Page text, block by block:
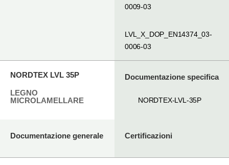
0009-03
LVL_X_DOP_EN14374_03-
0006-03
NORDTEX LVL 35P
LEGNO
MICROLAMELLARE
Documentazione specifica
NORDTEX-LVL-35P
Documentazione generale Certificazioni